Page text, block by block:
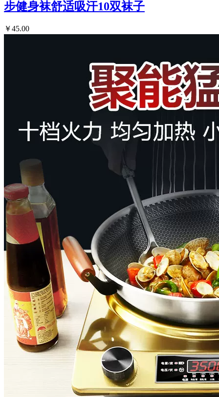
步健身袜舒适吸汗10双袜子
￥45.00